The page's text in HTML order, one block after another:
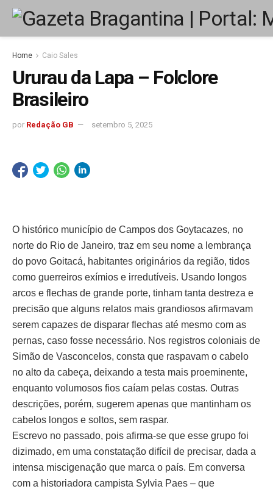
Home Caio Sales
Ururau da Lapa – Folclore
Brasileiro
por Redação GB setembro 5, 2025
O histórico município de Campos dos Goytacazes, no
norte do Rio de Janeiro, traz em seu nome a lembrança
do povo Goitacá, habitantes originários da região, tidos
como guerreiros exímios e irredutíveis. Usando longos
arcos e flechas de grande porte, tinham tanta destreza e
precisão que alguns relatos mais grandiosos afirmavam
serem capazes de disparar flechas até mesmo com as
pernas, caso fosse necessário. Nos registros coloniais de
Simão de Vasconcelos, consta que raspavam o cabelo
no alto da cabeça, deixando a testa mais proeminente,
enquanto volumosos fios caíam pelas costas. Outras
descrições, porém, sugerem apenas que mantinham os
cabelos longos e soltos, sem raspar.
Escrevo no passado, pois afirma-se que esse grupo foi
dizimado, em uma constatação difícil de precisar, dada a
intensa miscigenação que marca o país. Em conversa
com a historiadora campista Sylvia Paes – que